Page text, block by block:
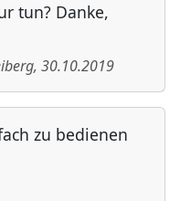
tun? Danke,
, 30.10.2019
zu bedienen